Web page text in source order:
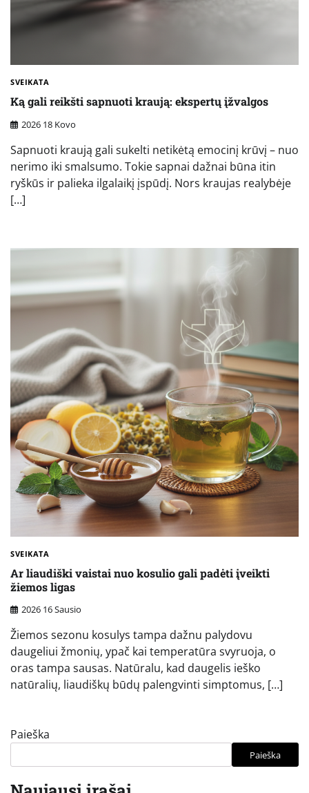
SVEIKATA
Ką gali reikšti sapnuoti kraują: ekspertų įžvalgos
2026 18 Kovo
Sapnuoti kraują gali sukelti netikėtą emocinį krūvį – nuo
nerimo iki smalsumo. Tokie sapnai dažnai būna itin
ryškūs ir palieka ilgalaikį įspūdį. Nors kraujas realybėje
[…]
SVEIKATA
Ar liaudiški vaistai nuo kosulio gali padėti įveikti
žiemos ligas
2026 16 Sausio
Žiemos sezonu kosulys tampa dažnu palydovu
daugeliui žmonių, ypač kai temperatūra svyruoja, o
oras tampa sausas. Natūralu, kad daugelis ieško
natūralių, liaudiškų būdų palengvinti simptomus, […]
Paieška
Paieška